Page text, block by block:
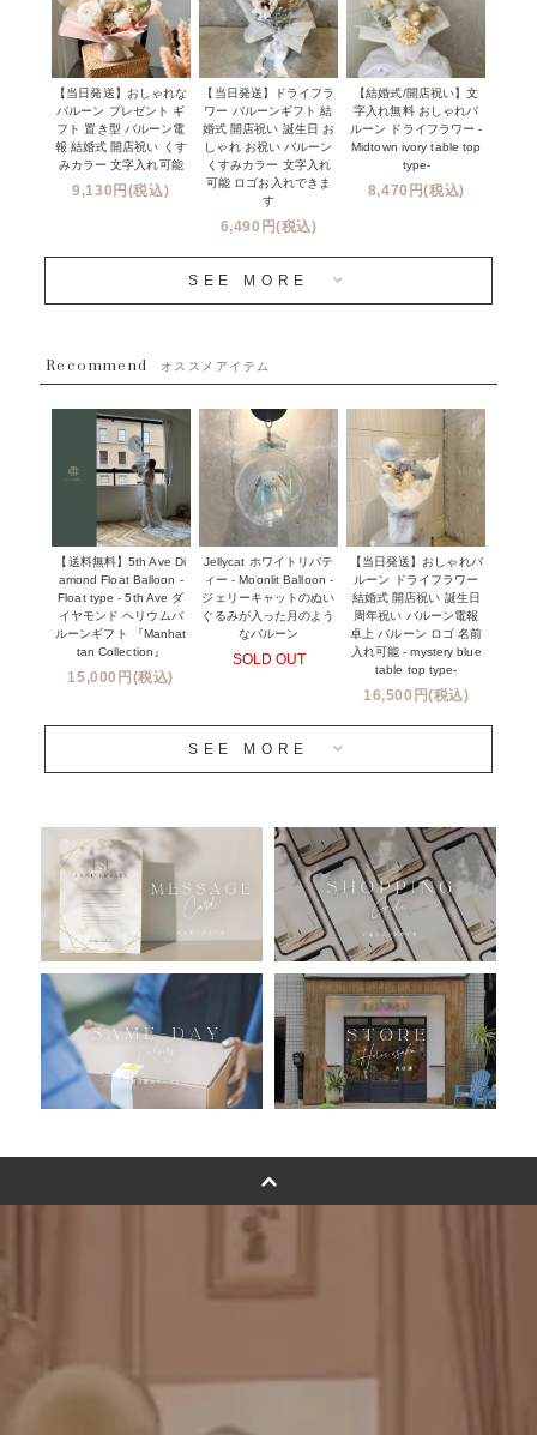
フリンジバルーン
デコレーションセット
プロップスバルーン
オプション
成人式・卒業式・入学式バルーンブーケ
発表会・劇場
その他お祝い
クリスマス
新商品
~３０００円
~５５００円
１１０００円以上
NEW YORK MIND - ニューヨークスタイルバルーン
※コンフェッティバルーン -プリント内容-
オーダーメイドについて
セミオーダーについて
フリンジバルーンについて
コンフェッティバルーンについて
ハワイウェディングサービス
企業・法人様
ウェディングコンフェッティバルーン特集
実店舗について -大阪 堀江店・名古屋 星ヶ丘店・滋賀 配送
センター店・沖縄 嘉手納基地店-
プリントサービス
前撮り写真バルーン特集
姉妹店＆関連ショップについて
安心のチャビーバルーン
おすすめ商品
バルーン自動販売機
浮くバルーンオーダーメイド - coming soonn -
卓上バルーンオーダーメイド
ムーンリットバルーンについて
その他オーダーメイド
バルーンフラワーブーケについて
プリントフォント詳細＆使用例
お知らせ
成人式バルーン特集
【当日発送】おしゃれな
バルーン プレゼント ギ
フト 置き型 バルーン電
報 結婚式 開店祝い くす
みカラー 文字入れ可能
9,130円(税込)
【当日発送】ドライフラ
ワー バルーンギフト 結
婚式 開店祝い 誕生日 お
しゃれ お祝い バルーン
くすみカラー 文字入れ
可能 ロゴお入れできま
す
6,490円(税込)
【結婚式/開店祝い】文
字入れ無料 おしゃれバ
ルーン ドライフラワー -
Midtown ivory table top
type-
8,470円(税込)
SEE MORE
Recommend オススメアイテム
【送料無料】5th Ave Di
amond Float Balloon -
Float type - 5th Ave ダ
イヤモンド ヘリウムバ
ルーンギフト 『Manhat
tan Collection』
15,000円(税込)
Jellycat ホワイトリバテ
ィー - Moonlit Balloon -
ジェリーキャットのぬい
ぐるみが入った月のよう
なバルーン
SOLD OUT
【当日発送】おしゃれバ
ルーン ドライフラワー
結婚式 開店祝い 誕生日
周年祝い バルーン電報
卓上 バルーン ロゴ 名前
入れ可能 - mystery blue
table top type-
16,500円(税込)
SEE MORE